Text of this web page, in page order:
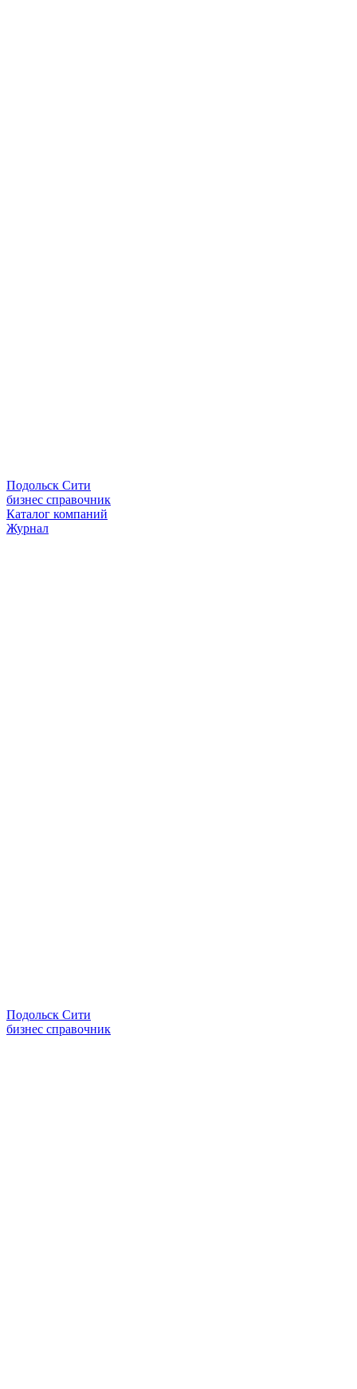
Подольск Сити
бизнес справочник
Каталог компаний
Журнал
Подольск Сити
бизнес справочник